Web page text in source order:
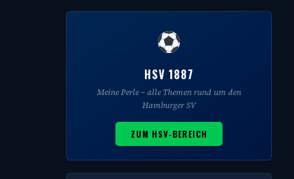
HSV 1887
Meine Perle – alle Themen rund um den
Hamburger SV
ZUM HSV-BEREICH